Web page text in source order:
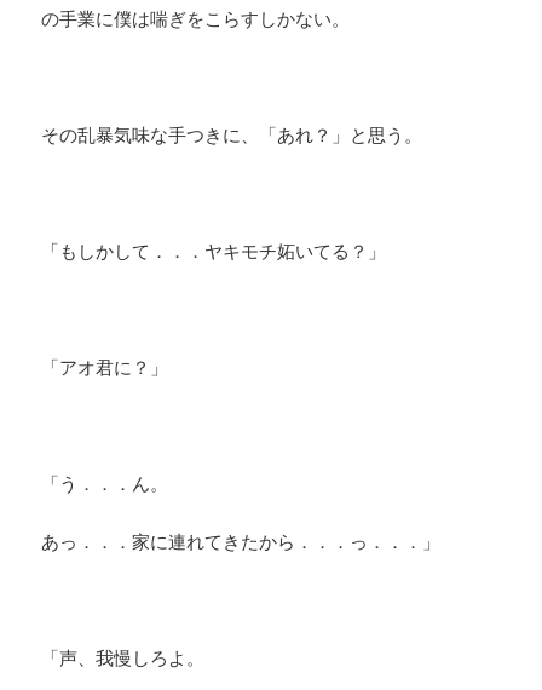
の手業に僕は喘ぎをこらすしかない。
その乱暴気味な手つきに、「あれ？」と思う。
「もしかして．．．ヤキモチ妬いてる？」
「アオ君に？」
「う．．．ん。
あっ．．．家に連れてきたから．．．っ．．．」
「声、我慢しろよ。